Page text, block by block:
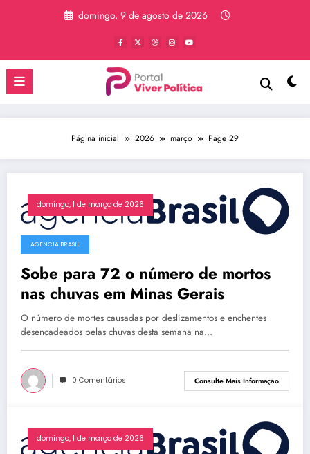
domingo, 9 de agosto de 2026
Página inicial 2026 março Page 29
domingo, 1 de março de 2026
AGENCIA BRASIL
Sobe para 72 o número de mortos
nas chuvas em Minas Gerais
O número de mortes causadas por deslizamentos e enchentes
desencadeados pelas chuvas desta semana na…
0 Comentários Consulte Mais Informação
domingo, 1 de março de 2026